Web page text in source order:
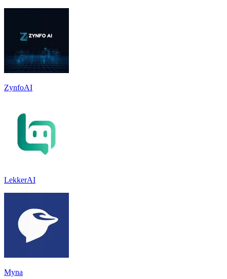
ZynfoAI
LekkerAI
Myna